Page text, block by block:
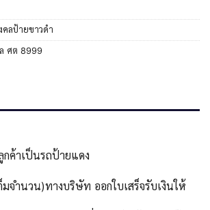
คลป้ายขาวดำ
ศต 8999
ค้าเป็นรถป้ายแดง
จำนวน)ทางบริษัท ออกใบเสร็จรับเงินให้